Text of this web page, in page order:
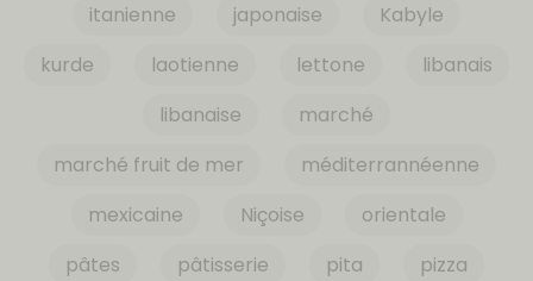
itanienne
japonaise
Kabyle
kurde
laotienne lettone
libanais
libanaise
marché
marché fruit de mer
méditerrannéenne
mexicaine
Niçoise
orientale
pâtes
pâtisserie pita
pizza